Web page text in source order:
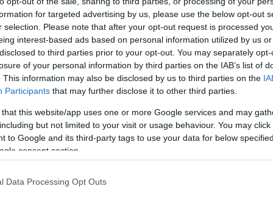
for targeted advertising by us, please use the below opt-out
selection. Please note that after your opt-out request is processed
interest-based ads based on personal information utilized by us
to third parties prior to your opt-out. You may separately
of your personal information by third parties on the IAB’s list of
This information may also be disclosed by us to third parties on the
Participants that may further disclose it to other third parties.
that this website/app uses one or more Google services and may
but not limited to your visit or usage behaviour. You may
to Google and its third-party tags to use your data for below
consent section.
Data Processing Opt Outs
δέχονται επίθεση» και ο Τ.Χόμαν της
ας πάνε στο Κογκρέσο και ας αλλάξουν
θα προχωρήσουμε με την επιχείρηση αυτή,
είπε μιλώντας στο Fox News.
την κοινωνία ασφαλέστερη… Όλα
καλό του έθνους μας. Και θα συνεχίσουμε.
Συνεχίζουμε»
Tom Homan reacts to Selena Gomez’s viral